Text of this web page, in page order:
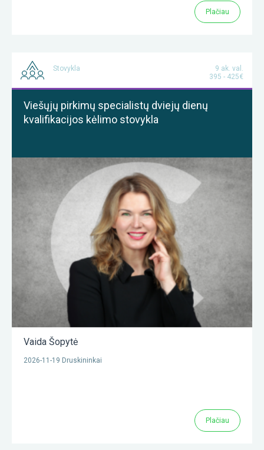
Plačiau
Stovykla
9 ak. val.
395 - 425€
Viešųjų pirkimų specialistų dviejų dienų
kvalifikacijos kėlimo stovykla
Vaida Šopytė
2026-11-19 Druskininkai
Plačiau